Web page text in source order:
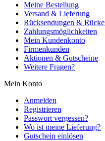
Meine Bestellung
Versand & Lieferung
Rücksendungen &
Zahlungsmöglichkeiten
Mein Kundenkonto
Firmenkunden
Aktionen & Gutscheine
Weitere Fragen?
Mein Konto
Anmelden
Registrieren
Passwort vergessen?
Wo ist meine Lieferung?
Gutschein einlösen